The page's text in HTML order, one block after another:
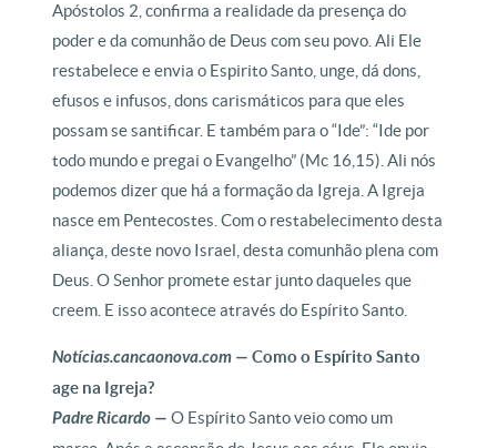
Apóstolos 2, confirma a realidade da presença do
poder e da comunhão de Deus com seu povo. Ali Ele
restabelece e envia o Espirito Santo, unge, dá dons,
efusos e infusos, dons carismáticos para que eles
possam se santificar. E também para o “Ide”: “Ide por
todo mundo e pregai o Evangelho” (Mc 16,15). Ali nós
podemos dizer que há a formação da Igreja. A Igreja
nasce em Pentecostes. Com o restabelecimento desta
aliança, deste novo Israel, desta comunhão plena com
Deus. O Senhor promete estar junto daqueles que
creem. E isso acontece através do Espírito Santo.
Notícias.cancaonova.com —Como o Espírito Santo
age na Igreja?
Padre Ricardo —O Espírito Santo veio como um